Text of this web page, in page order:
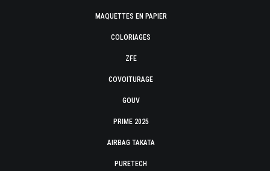
MAQUETTES EN PAPIER
COLORIAGES
ZFE
COVOITURAGE
GOUV
PRIME 2025
AIRBAG TAKATA
PURETECH